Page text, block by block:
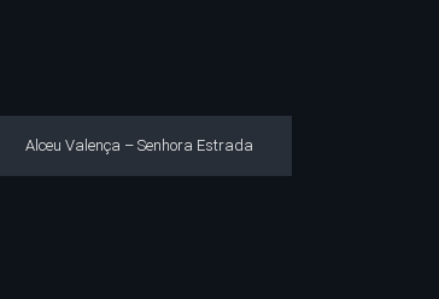
Alceu Valença – Senhora Estrada